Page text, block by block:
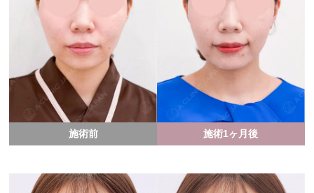
施術前 施術1ヶ月後